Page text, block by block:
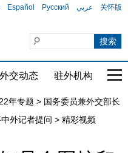
Español Русский عربي 关怀版
外交动态 驻外机构 国
年专题 > 国务委员兼外交部长
外记者提问 > 精彩视频